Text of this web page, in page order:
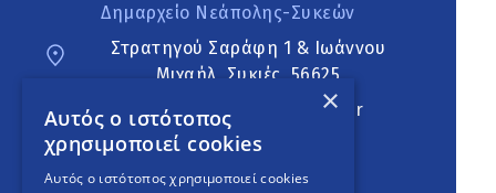
Δημαρχείο Νεάπολης-Συκεών
Στρατηγού Σαράφη 1 & Ιωάννου
Μιχαήλ, Συκιές, 56625
neapoli.sykies@ddt.gov.gr
Ακολουθήστε
×
Αυτός ο ιστότοπος
χρησιμοποιεί cookies
Αυτός ο ιστότοπος χρησιμοποιεί cookies